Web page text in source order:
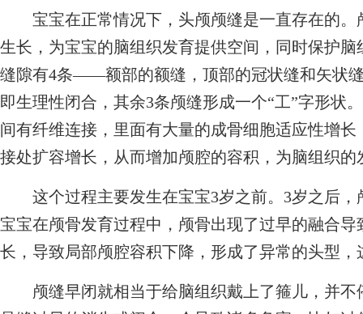
宝宝在正常情况下，头颅颅缝是一直存在的。
生长，为宝宝的脑组织发育提供空间，同时保护
缝隙有4条——额部的额缝，顶部的冠状缝和矢状
即生理性闭合，其余3条颅缝形成一个“工”字形状
间有纤维连接，里面有大量的成骨细胞适应性增
接处扩容增长，从而增加颅腔的容积，为脑组织的
这个过程主要发生在宝宝3岁之前。3岁之后，
宝宝在颅骨发育过程中，颅骨出现了过早的融合
长，导致局部颅腔容积下降，形成了异常的头型
颅缝早闭就相当于给脑组织戴上了箍儿，并不